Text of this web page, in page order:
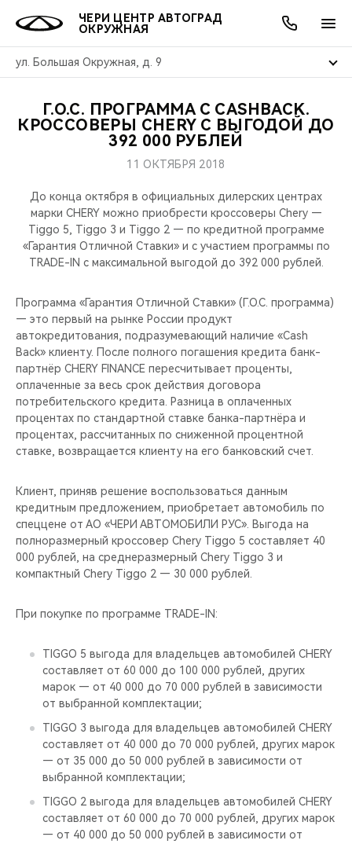
ЧЕРИ ЦЕНТР АВТОГРАД
ОКРУЖНАЯ
ул. Большая Окружная, д. 9
МОДЕЛИ
КРОССОВЕРЫ
СЕДАНЫ
НОВИНКИ
ПОКУПАТЕЛЯМ
КРЕДИТ И СТРАХОВАНИЕ
ВЛАДЕЛЬЦАМ
ЗАПЧАСТИ И АКСЕССУАРЫ
ПОДДЕРЖКА
МИР CHERY
О БРЕНДЕ
CHERY В СОЦСЕТЯХ
БЛАГОТВОРИТЕЛЬНОСТЬ
CHERY REMOTE
НАШИ МЕРОПРИЯТИЯ
CHERY ДЛЯ ДЕТЕЙ
АКЦИИ
ОНЛАЙН СЕРВИСЫ
КРЕДИТ
О КОМПАНИИ
МЫ В СОЦСЕТЯХ
Г.О.С. ПРОГРАММА С CASHBACK.
КРОССОВЕРЫ CHERY С ВЫГОДОЙ ДО
392 000 РУБЛЕЙ
11 ОКТЯБРЯ 2018
До конца октября в официальных дилерских центрах
марки CHERY можно приобрести кроссоверы Chery —
Tiggo 5, Tiggo 3 и Tiggo 2 — по кредитной программе
«Гарантия Oтличной Cтавки» и с участием программы по
TRADE-IN с максимальной выгодой до 392 000 рублей.
Программа «Гарантия Отличной Ставки» (Г.О.С. программа)
— это первый на рынке России продукт
автокредитования, подразумевающий наличие «Cash
Back» клиенту. После полного погашения кредита банк-
партнёр CHERY FINANCE пересчитывает проценты,
оплаченные за весь срок действия договора
потребительского кредита. Разница в оплаченных
процентах по стандартной ставке банка-партнёра и
процентах, рассчитанных по сниженной процентной
ставке, возвращается клиенту на его банковский счет.
Клиент, приняв решение воспользоваться данным
кредитным предложением, приобретает автомобиль по
спеццене от АО «ЧЕРИ АВТОМОБИЛИ РУС». Выгода на
полноразмерный кроссовер Chery Tiggo 5 составляет 40
000 рублей, на среднеразмерный Chery Tiggo 3 и
компактный Chery Tiggo 2 — 30 000 рублей.
При покупке по программе TRADE-IN:
TIGGO 5 выгода для владельцев автомобилей CHERY
составляет от 60 000 до 100 000 рублей, других
марок — от 40 000 до 70 000 рублей в зависимости
от выбранной комплектации;
TIGGO 3 выгода для владельцев автомобилей CHERY
составляет от 40 000 до 70 000 рублей, других марок
— от 35 000 до 50 000 рублей в зависимости от
выбранной комплектации;
TIGGO 2 выгода для владельцев автомобилей CHERY
составляет от 60 000 до 70 000 рублей, других марок
— от 40 000 до 50 000 рублей в зависимости от